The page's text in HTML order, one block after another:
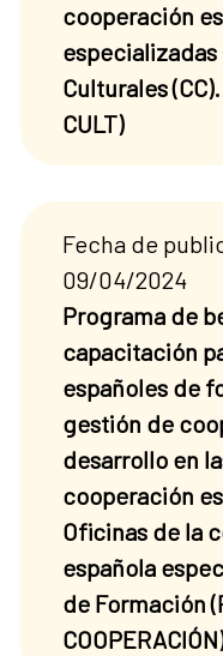
cooperación
especializadas
Culturales
CULT)
Fecha de
09/04/2024
Programa de
capacitación
españoles de
gestión de
desarrollo en
cooperación
Oficinas de la
española
de Formación
COOPERACIÓN)